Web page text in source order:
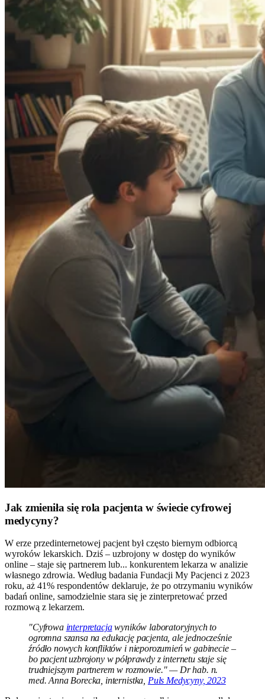
Jak zmieniła się rola pacjenta w świecie cyfrowej
medycyny?
W erze przedinternetowej pacjent był często biernym odbiorcą
wyroków lekarskich. Dziś – uzbrojony w dostęp do wyników
online – staje się partnerem lub... konkurentem lekarza w analizie
własnego zdrowia. Według badania Fundacji My Pacjenci z 2023
roku, aż 41% respondentów deklaruje, że po otrzymaniu wyników
badań online, samodzielnie stara się je zinterpretować przed
rozmową z lekarzem.
"Cyfrowa interpretacjawyników laboratoryjnych to
ogromna szansa na edukację pacjenta, ale jednocześnie
źródło nowych konfliktów i nieporozumień w gabinecie –
bo pacjent uzbrojony w półprawdy z internetu staje się
trudniejszym partnerem w rozmowie." — Dr hab. n.
med. Anna Borecka, internistka, Puls Medycyny, 2023